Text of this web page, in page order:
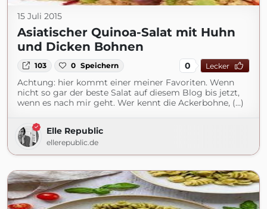
15 Juli 2015
Asiatischer Quinoa-Salat mit Huhn
und Dicken Bohnen
103 0 Speichern 0 Lecker
Achtung: hier kommt einer meiner Favoriten. Wenn
nicht so gar der beste Salat auf diesem Blog bis jetzt,
wenn es nach mir geht. Wer kennt die Ackerbohne, (...)
Elle Republic
ellerepublic.de